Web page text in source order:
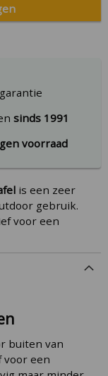
sinds 1991
voorraad
is een zeer
gebruik.
voor een
buiten van
voor een